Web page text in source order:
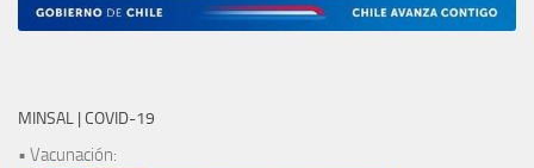
MINSAL | COVID-19
• Vacunación: